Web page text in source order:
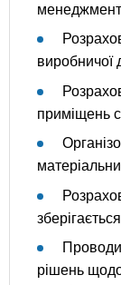
виробничої
приміщень
рішень щодо